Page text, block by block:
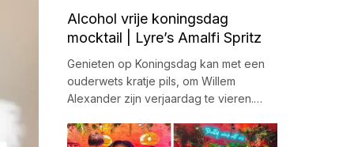
Alcohol vrije koningsdag
mocktail | Lyre’s Amalfi Spritz
Genieten op Koningsdag kan met een
ouderwets kratje pils, om Willem
Alexander zijn verjaardag te vieren.…